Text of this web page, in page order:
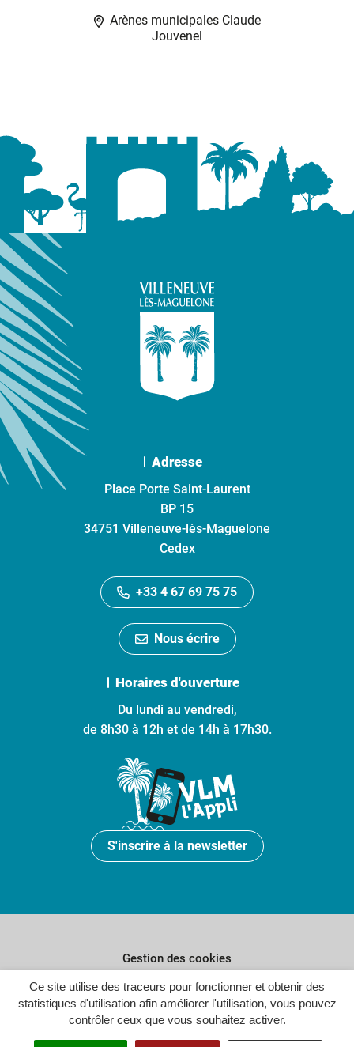
Ce site utilise des traceurs pour fonctionner et obtenir des
statistiques d'utilisation afin améliorer l'utilisation, vous pouvez
contrôler ceux que vous souhaitez activer.
Arènes municipales Claude
Jouvenel
Adresse
Place Porte Saint-Laurent
BP 15
34751 Villeneuve-lès-Maguelone
Cedex
+33 4 67 69 75 75
Nous écrire
Horaires d'ouverture
Du lundi au vendredi,
de 8h30 à 12h et de 14h à 17h30.
S'inscrire à la newsletter
Gestion des cookies
Plan du site
Politique de confidentialité
Crédits